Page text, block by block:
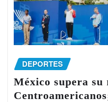
DEPORTES
México supera su